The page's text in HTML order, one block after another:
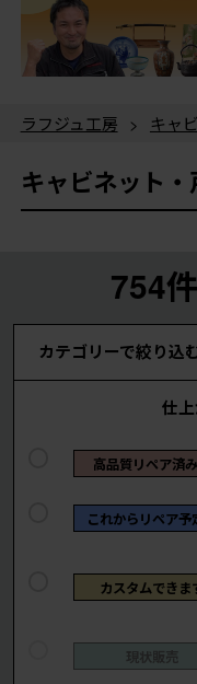
ラフジュ工房 > キャ
キャビネット
754件
カテゴリーで絞り込
仕
高品質リペア済
これからリペア予
カスタムできま
現状販売